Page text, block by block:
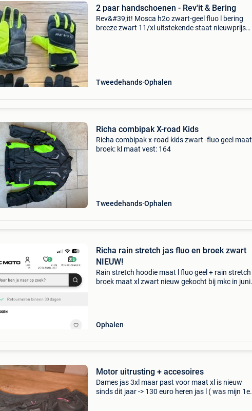
2 paar handschoenen - Rev'it & Bering
Rev&#39;it! Mosca h2o zwart-geel fluo l bering
breeze zwart 11/xl uitstekende staat nieuwprijs
Tweedehands Ophalen
Richa combipak X-road Kids
Richa combipak x-road kids zwart -fluo geel maat
broek: kl maat vest: 164
Tweedehands Ophalen
Richa rain stretch jas fluo en broek zwart
NIEUW!
Rain stretch hoodie maat l fluo geel + rain stretch
broek maat xl zwart nieuw gekocht bij mkc in juni
Ophalen
Motor uitrusting + accesoires
Dames jas 3xl maar past voor maat xl is nieuw
sinds dit jaar -> 130 euro heren jas l ( was mijn 1e